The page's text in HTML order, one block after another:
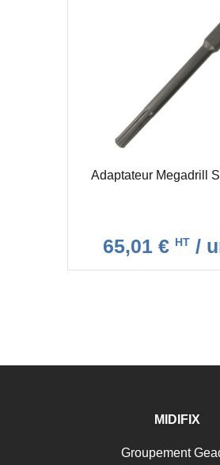
Adaptateur Megadrill
65,01 € HT /
MIDIFIX
Groupement